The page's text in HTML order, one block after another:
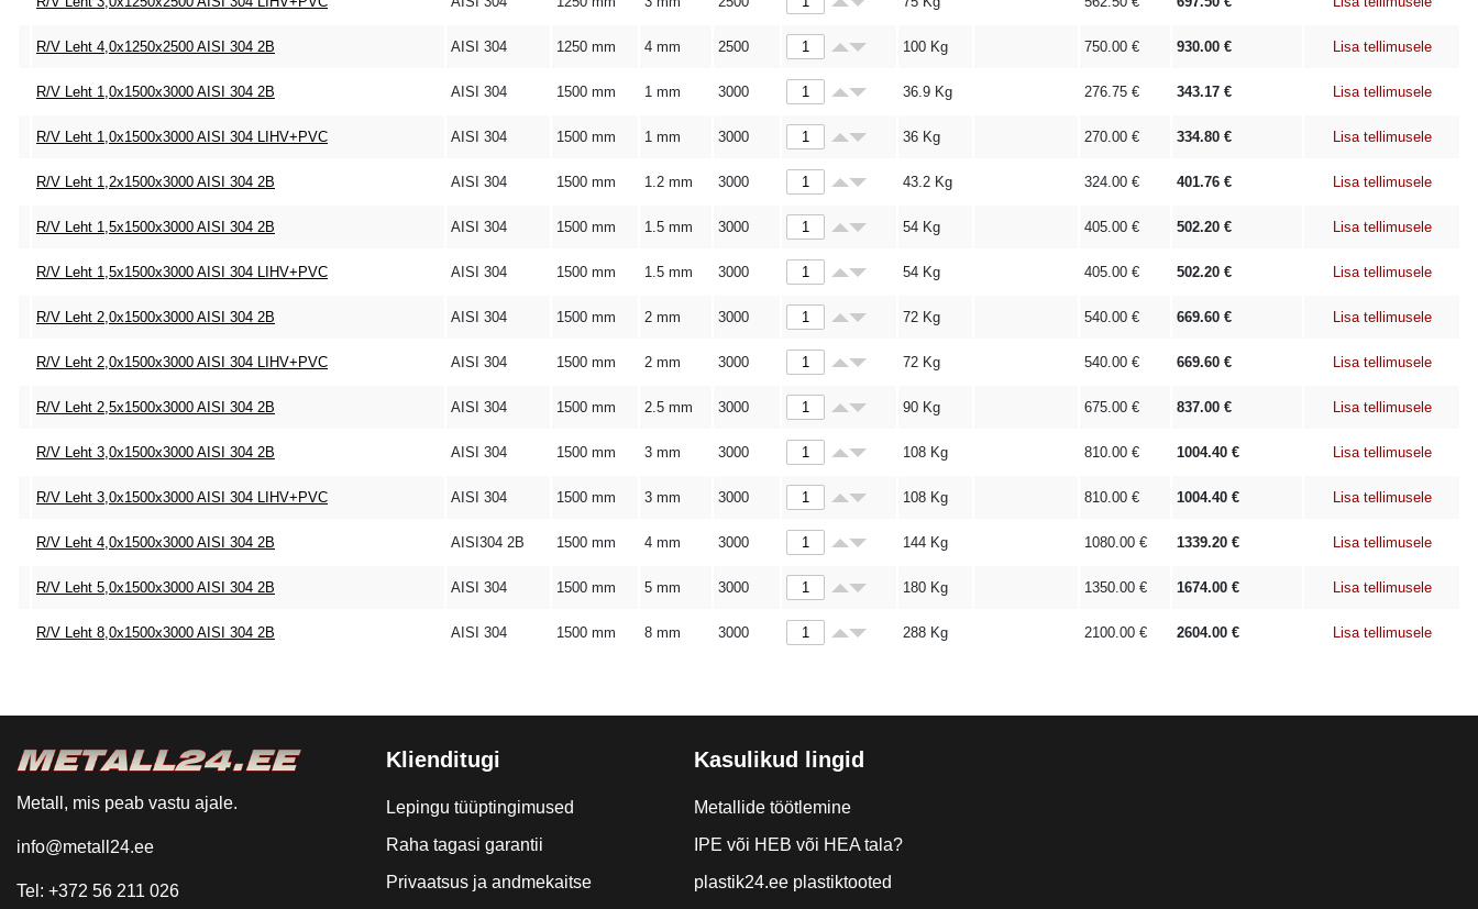
R/V Leht 4,0x1250x2500 AISI 304 2B AISI 304 1250 mm 4 mm 2500 100 Kg 750.00 € 930.00 € Lisa tellimusele
R/V Leht 1,0x1500x3000 AISI 304 2B AISI 304 1500 mm 1 mm 3000 36.9 Kg 276.75 € 343.17 € Lisa tellimusele
R/V Leht 1,0x1500x3000 AISI 304 LIHV+PVC AISI 304 1500 mm 1 mm 3000 36 Kg 270.00 € 334.80 € Lisa tellimusele
R/V Leht 1,2x1500x3000 AISI 304 2B AISI 304 1500 mm 1.2 mm 3000 43.2 Kg 324.00 € 401.76 € Lisa tellimusele
R/V Leht 1,5x1500x3000 AISI 304 2B AISI 304 1500 mm 1.5 mm 3000 54 Kg 405.00 € 502.20 € Lisa tellimusele
R/V Leht 1,5x1500x3000 AISI 304 LIHV+PVC AISI 304 1500 mm 1.5 mm 3000 54 Kg 405.00 € 502.20 € Lisa tellimusele
R/V Leht 2,0x1500x3000 AISI 304 2B AISI 304 1500 mm 2 mm 3000 72 Kg 540.00 € 669.60 € Lisa tellimusele
R/V Leht 2,0x1500x3000 AISI 304 LIHV+PVC AISI 304 1500 mm 2 mm 3000 72 Kg 540.00 € 669.60 € Lisa tellimusele
R/V Leht 2,5x1500x3000 AISI 304 2B AISI 304 1500 mm 2.5 mm 3000 90 Kg 675.00 € 837.00 € Lisa tellimusele
R/V Leht 3,0x1500x3000 AISI 304 2B AISI 304 1500 mm 3 mm 3000 108 Kg 810.00 € 1004.40 € Lisa tellimusele
R/V Leht 3,0x1500x3000 AISI 304 LIHV+PVC AISI 304 1500 mm 3 mm 3000 108 Kg 810.00 € 1004.40 € Lisa tellimusele
R/V Leht 4,0x1500x3000 AISI 304 2B AISI304 2B 1500 mm 4 mm 3000 144 Kg 1080.00 € 1339.20 € Lisa tellimusele
R/V Leht 5,0x1500x3000 AISI 304 2B AISI 304 1500 mm 5 mm 3000 180 Kg 1350.00 € 1674.00 € Lisa tellimusele
R/V Leht 8,0x1500x3000 AISI 304 2B AISI 304 1500 mm 8 mm 3000 288 Kg 2100.00 € 2604.00 € Lisa tellimusele
Metall, mis peab vastu ajale.
info@metall24.ee
Tel: +372 56 211 026
Klienditugi
Lepingu tüüptingimused
Raha tagasi garantii
Privaatsus ja andmekaitse
Kasulikud lingid
Metallide töötlemine
IPE või HEB või HEA tala?
plastik24.ee plastiktooted